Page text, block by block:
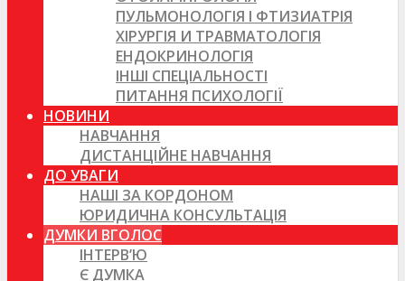
ПУЛЬМОНОЛОГІЯ І ФТИЗИАТРІЯ
ХІРУРГІЯ И ТРАВМАТОЛОГІЯ
ЕНДОКРИНОЛОГІЯ
ІНШІ СПЕЦІАЛЬНОСТІ
ПИТАННЯ ПСИХОЛОГІЇ
НОВИНИ
НАВЧАННЯ
ДИСТАНЦІЙНЕ НАВЧАННЯ
ДО УВАГИ
НАШІ ЗА КОРДОНОМ
ЮРИДИЧНА КОНСУЛЬТАЦІЯ
ДУМКИ ВГОЛОС
ІНТЕРВ’Ю
Є ДУМКА